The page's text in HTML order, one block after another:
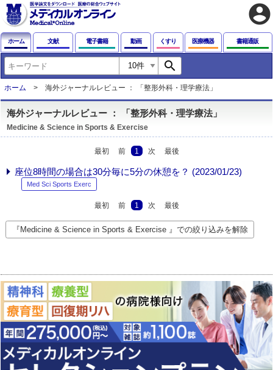
account_circle
ホーム 文献 電子書籍 動画 くすり 医療機器 書籍通販
search
ホーム 海外ジャーナルレビュー ： 「整形外科・理学療法」
海外ジャーナルレビュー ： 「整形外科・理学療法」
Medicine & Science in Sports & Exercise
最初 前 1 次 最後
座位8時間の場合は30分毎に5分の休憩を？ (2023/01/23)
Med Sci Sports Exerc
最初 前 1 次 最後
『Medicine & Science in Sports & Exercise 』での絞り込みを解除